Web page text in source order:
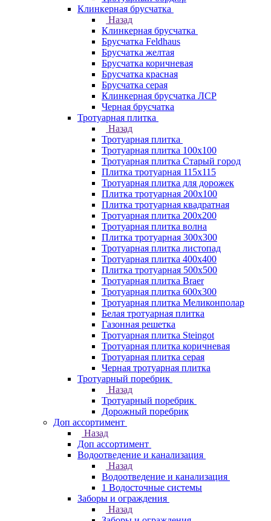
Клинкерная брусчатка
Назад
Клинкерная брусчатка
Брусчатка Feldhaus
Брусчатка желтая
Брусчатка коричневая
Брусчатка красная
Брусчатка серая
Клинкерная брусчатка ЛСР
Черная брусчатка
Тротуарная плитка
Назад
Тротуарная плитка
Тротуарная плитка 100x100
Тротуарная плитка Старый город
Плитка тротуарная 115x115
Тротуарная плитка для дорожек
Плитка тротуарная 200х100
Плитка тротуарная квадратная
Тротуарная плитка 200х200
Тротуарная плитка волна
Плитка тротуарная 300х300
Тротуарная плитка листопад
Тротуарная плитка 400х400
Плитка тротуарная 500x500
Тротуарная плитка Braer
Тротуарная плитка 600х300
Тротуарная плитка Меликонполар
Белая тротуарная плитка
Газонная решетка
Тротуарная плитка Steingot
Тротуарная плитка коричневая
Тротуарная плитка серая
Черная тротуарная плитка
Тротуарный поребрик
Назад
Тротуарный поребрик
Дорожный поребрик
Доп ассортимент
Назад
Доп ассортимент
Водоотведение и канализация
Назад
Водоотведение и канализация
1 Водосточные системы
Заборы и ограждения
Назад